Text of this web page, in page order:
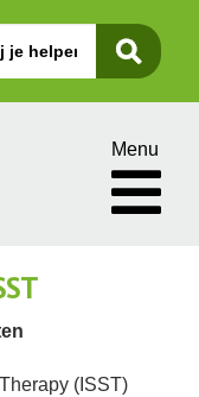
Menu
(ISST)